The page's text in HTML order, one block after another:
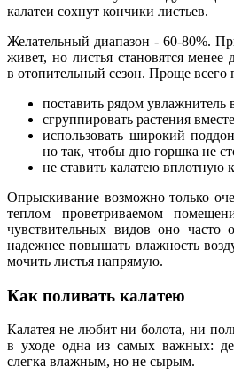
калатеи сохнут кончики листьев.
Желательный диапазон - 60-80%.
живет, но листья становятся менее
в отопительный сезон. Проще всего
поставить рядом увлажнитель
сгруппировать растения
использовать широкий
но так, чтобы дно горшка не
не ставить калатею вплотную
Опрыскивание возможно только
теплом проветриваемом
чувствительных видов оно часто
надежнее повышать влажность
мочить листья напрямую.
Как поливать калатею
Калатея не любит ни болота, ни
в уходе одна из самых важных:
слегка влажным, но не сырым.